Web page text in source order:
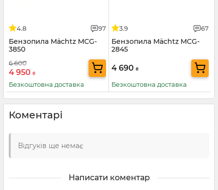
4.8 97
Бензопила Mächtz MCG-
3850
6 600
4 950 ₴
Безкоштовна доставка
3.9 67
Бензопила Mächtz MCG-
2845
4 690 ₴
Безкоштовна доставка
Коментарі
Відгуків ще немає
Написати коментар